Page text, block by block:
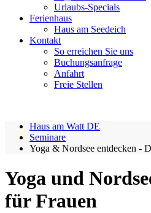
Urlaubs-Specials
Ferienhaus
Haus am Seedeich
Kontakt
So erreichen Sie uns
Buchungsanfrage
Anfahrt
Freie Stellen
Haus am Watt DE
Seminare
Yoga & Nordsee entdecken -
Yoga und
für Frauen